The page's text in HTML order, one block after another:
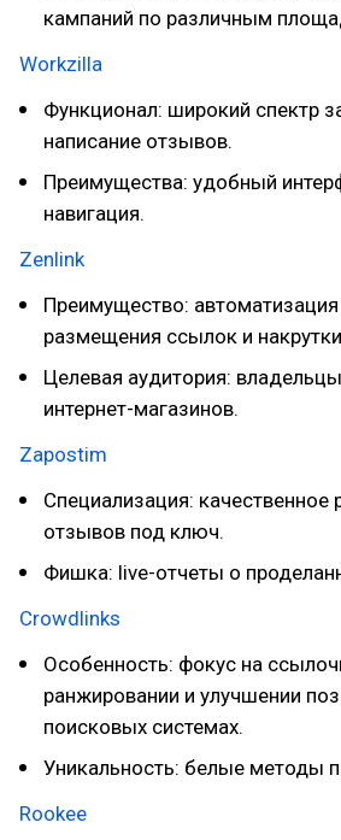
кампаний по различным
Workzilla
Функционал: широкий спектр
написание отзывов.
Преимущества: удобный
навигация.
Zenlink
Преимущество:
размещения ссылок и
Целевая аудитория:
интернет-магазинов.
Zapostim
Специализация:
отзывов под ключ.
Фишка: live-отчеты о
Crowdlinks
Особенность: фокус на
ранжировании и улучшении
поисковых системах.
Уникальность: белые методы
Rookee